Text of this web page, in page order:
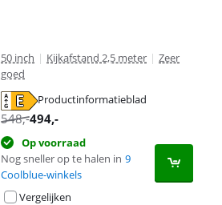
50 inch | Kijkafstand 2,5 meter | Zeer
goed
Productinformatieblad
548,-494,-
Op voorraad
Nog sneller op te halen in 9
Coolblue-winkels
Vergelijken